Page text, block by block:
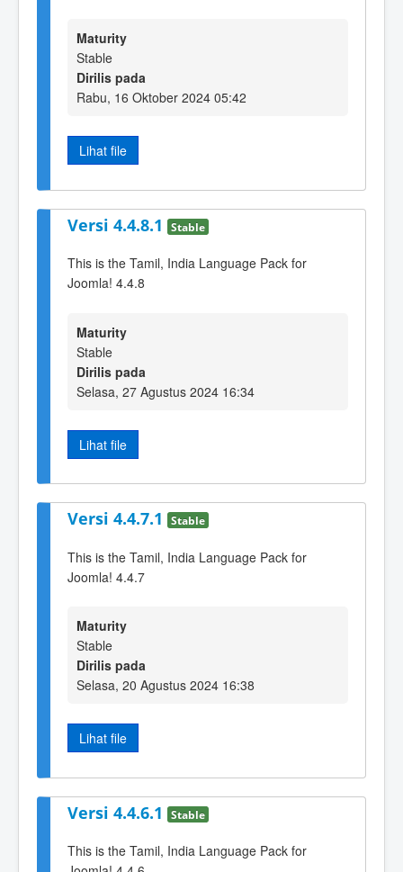
Maturity
Stable
Dirilis pada
Rabu, 16 Oktober 2024 05:42
Lihat file
Versi 4.4.8.1 Stable
This is the Tamil, India Language Pack for
Joomla! 4.4.8
Maturity
Stable
Dirilis pada
Selasa, 27 Agustus 2024 16:34
Lihat file
Versi 4.4.7.1 Stable
This is the Tamil, India Language Pack for
Joomla! 4.4.7
Maturity
Stable
Dirilis pada
Selasa, 20 Agustus 2024 16:38
Lihat file
Versi 4.4.6.1 Stable
This is the Tamil, India Language Pack for